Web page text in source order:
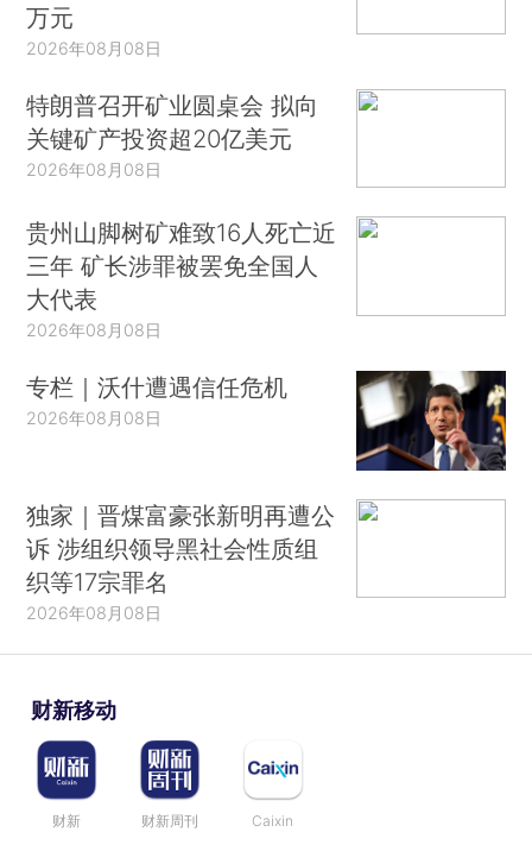
万元
2026年08月08日
特朗普召开矿业圆桌会 拟向
关键矿产投资超20亿美元
2026年08月08日
贵州山脚树矿难致16人死亡近
三年 矿长涉罪被罢免全国人
大代表
2026年08月08日
专栏｜沃什遭遇信任危机
2026年08月08日
独家｜晋煤富豪张新明再遭公
诉 涉组织领导黑社会性质组
织等17宗罪名
2026年08月08日
财新移动
财新 财新周刊 Caixin